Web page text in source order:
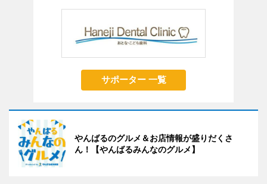
サポーター 一覧
やんばるのグルメ＆お店情報が盛りだくさ
ん！【やんばるみんなのグルメ】